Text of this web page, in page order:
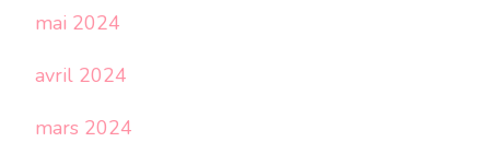
mai 2024
avril 2024
mars 2024